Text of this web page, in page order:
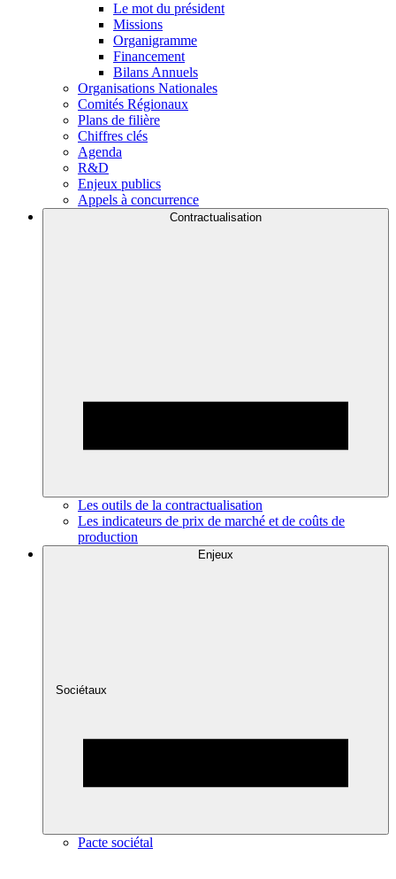
Le mot du président
Missions
Organigramme
Financement
Bilans Annuels
Organisations Nationales
Comités Régionaux
Plans de filière
Chiffres clés
Agenda
R&D
Enjeux publics
Appels à concurrence
Contractualisation
Les outils de la contractualisation
Les indicateurs de prix de marché et de coûts de
production
Enjeux
Sociétaux
Pacte sociétal